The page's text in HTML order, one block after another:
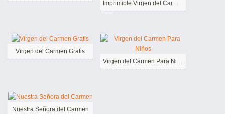
Virgen del Carmen Gratis
Nuestra Señora del Carmen